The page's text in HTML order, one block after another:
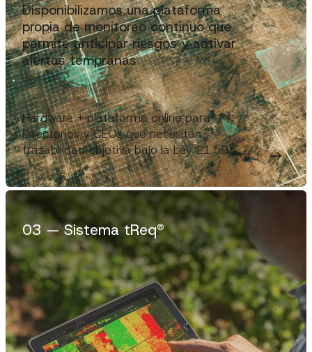
Disponibilizamos una plataforma
propia de monitoreo continuo que
permite anticipar riesgos y activar
alertas tempranas
Hardware + plataforma online para
Directorios y CEOs que necesitan
trazabilidad objetiva bajo la Ley 21.595.
03—Sistema tReq®